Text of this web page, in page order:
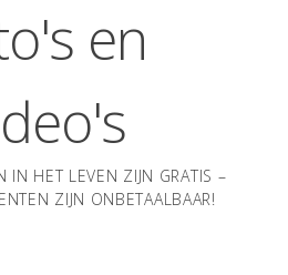
en
IN HET LEVEN ZIJN GRATIS –
ZIJN ONBETAALBAAR!